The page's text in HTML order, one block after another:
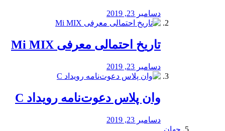
دسامبر 23, 2019
تاریخ احتمالی معرفی Mi MIX
دسامبر 23, 2019
وان پلاس دعوت‌نامه رویداد C
دسامبر 23, 2019
جهان